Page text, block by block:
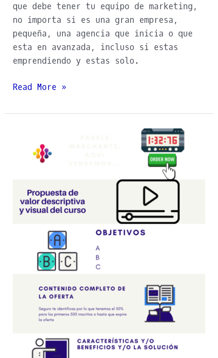
que debe tener tu equipo de marketing,
no importa si es una gran empresa,
pequeña, una agencia que inicia o que
esta en avanzada, incluso si estas
emprendiendo y estas solo.
Read More »
complementaria
landing
page